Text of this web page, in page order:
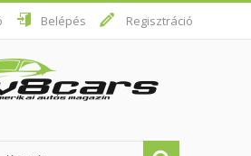
Belépés Regisztráció